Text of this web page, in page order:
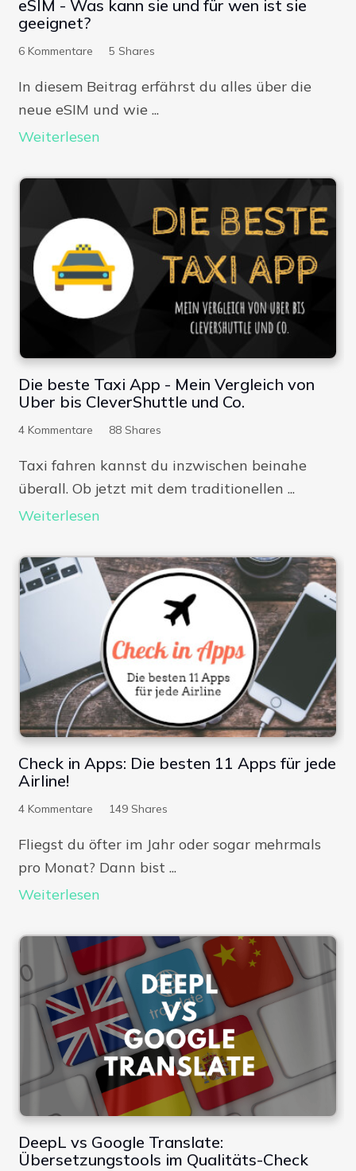
eSIM - Was kann sie und für wen ist sie
geeignet?
6 Kommentare 5 Shares
In diesem Beitrag erfährst du alles über die
neue eSIM und wie ...
Weiterlesen
Die beste Taxi App - Mein Vergleich von
Uber bis CleverShuttle und Co.
4 Kommentare 88 Shares
Taxi fahren kannst du inzwischen beinahe
überall. Ob jetzt mit dem traditionellen ...
Weiterlesen
Check in Apps: Die besten 11 Apps für jede
Airline!
4 Kommentare 149 Shares
Fliegst du öfter im Jahr oder sogar mehrmals
pro Monat? Dann bist ...
Weiterlesen
DeepL vs Google Translate:
Übersetzungstools im Qualitäts-Check